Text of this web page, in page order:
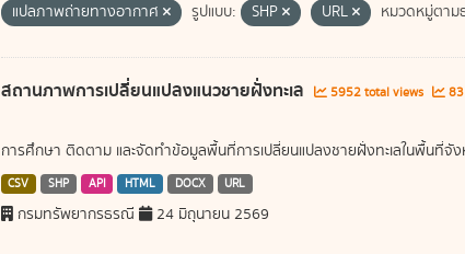
แปลภาพถ่ายทางอากาศ
รูปแบบ: SHP URL หมวดหมู่ตาม
สถานภาพการเปลี่ยนแปลงแนวชายฝั่งทะเล 5952 total views 83
การศึกษา ติดตาม และจัดทำข้อมูลพื้นที่การเปลี่ยนแปลงชายฝั่งทะเลในพื้นที่จั
CSV SHP API HTML DOCX URL
กรมทรัพยากรธรณี 24 มิถุนายน 2569